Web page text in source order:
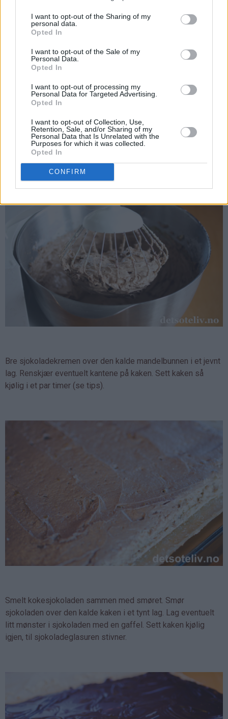
I want to opt-out of the Sharing of my
personal data.
Opted In
I want to opt-out of the Sale of my
Personal Data.
Opted In
I want to opt-out of processing my
Personal Data for Targeted Advertising.
Opted In
I want to opt-out of Collection, Use,
Retention, Sale, and/or Sharing of my
Personal Data that Is Unrelated with the
Purposes for which it was collected.
Opted In
CONFIRM
Til sjokoladekremen piskes mykt smør sammen med melis.
Pisk inn eggeplommene til en luftig smørkrem. Pisk til slutt
inn kakao og vaniljesukkeret.
Bre sjokoladekremen over den kalde mandelbunnen i et jevnt
lag. Renskjær eventuelt kantene på kaken. Sett kaken så
kjølig i et par timer (se tips).
Smelt kokesjokoladen sammen med smøret. Smør
sjokoladen over den kalde kaken i et tynt lag. Lag eventuelt
litt mønster i sjokoladen med en gaffel. Sett kaken kjølig
igjen, til sjokoladeglasuren stivner.